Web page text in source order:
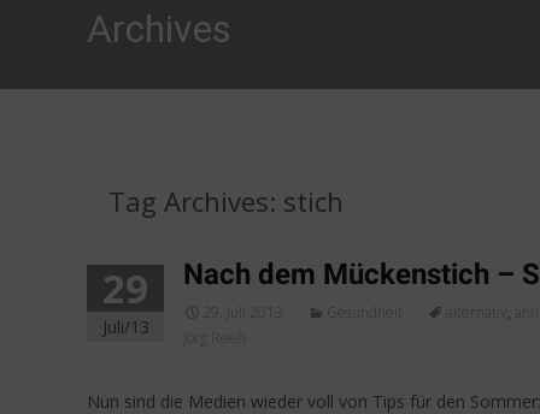
Archives
Tag Archives: stich
29
Juli/13
Nach dem Mückenstich –
29. Juli 2013 Gesundheit alternativ ,
Jörg Reeh
Nun sind die Medien wieder voll von Tips für den